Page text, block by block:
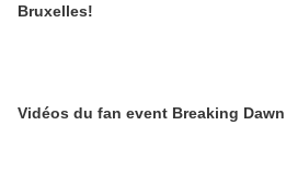
Bruxelles!
Vidéos du fan event Breaking